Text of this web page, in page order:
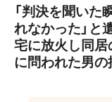
「判決を聞い
れなかった」と
宅に放火し同
に問われた男